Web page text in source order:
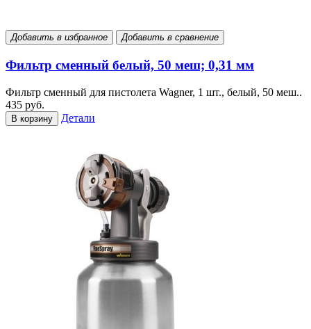
Добавить в избранное Добавить в сравнение
Фильтр сменный белый, 50 меш; 0,31 мм
Фильтр сменный для пистолета Wagner, 1 шт., белый, 50 меш..
435 руб.
В корзину Детали